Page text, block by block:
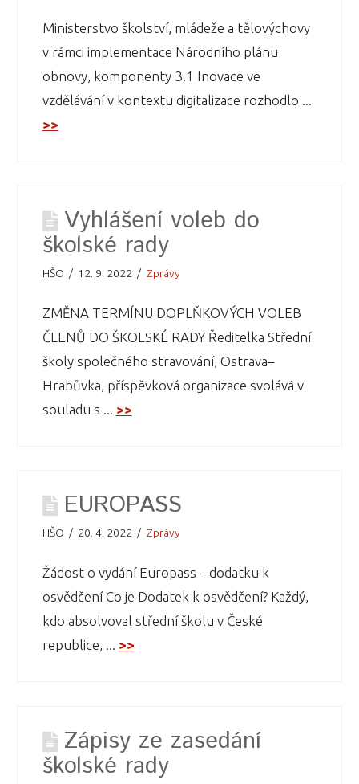
Ministerstvo školství, mládeže a tělovýchovy
v rámci implementace Národního plánu
obnovy, komponenty 3.1 Inovace ve
vzdělávání v kontextu digitalizace rozhodlo ...
>>
Vyhlášení voleb do
školské rady
HŠO 12. 9. 2022 Zprávy
ZMĚNA TERMÍNU DOPLŇKOVÝCH VOLEB
ČLENŮ DO ŠKOLSKÉ RADY Ředitelka Střední
školy společného stravování, Ostrava–
Hrabůvka, příspěvková organizace svolává v
souladu s ... >>
EUROPASS
HŠO 20. 4. 2022 Zprávy
Žádost o vydání Europass – dodatku k
osvědčení Co je Dodatek k osvědčení? Každý,
kdo absolvoval střední školu v České
republice, ... >>
Zápisy ze zasedání
školské rady